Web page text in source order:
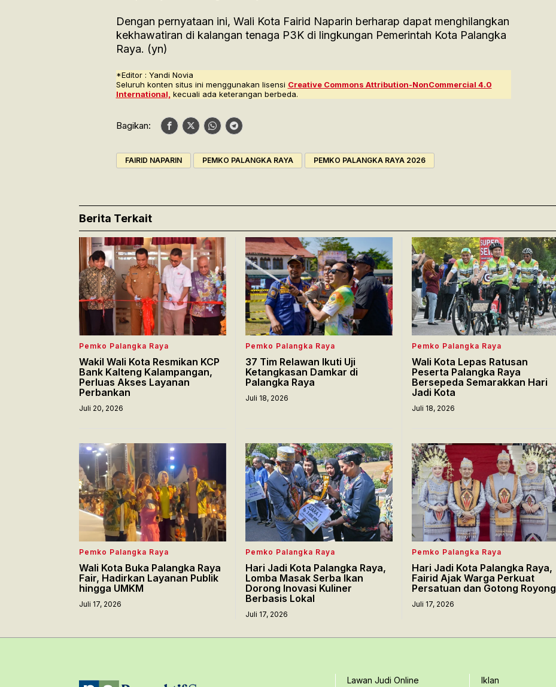
Dengan pernyataan ini, Wali Kota Fairid Naparin berharap dapat menghilangkan
kekhawatiran di kalangan tenaga P3K di lingkungan Pemerintah Kota Palangka
Raya. (yn)
*Editor : Yandi Novia
Seluruh konten situs ini menggunakan lisensi Creative Commons Attribution-NonCommercial 4.0
International, kecuali ada keterangan berbeda.
Bagikan:
FAIRID NAPARIN PEMKO PALANGKA RAYA PEMKO PALANGKA RAYA 2026
Berita Terkait
Pemko Palangka Raya
Wakil Wali Kota Resmikan KCP
Bank Kalteng Kalampangan,
Perluas Akses Layanan
Perbankan
Juli 20, 2026
Pemko Palangka Raya
37 Tim Relawan Ikuti Uji
Ketangkasan Damkar di
Palangka Raya
Juli 18, 2026
Pemko Palangka Raya
Wali Kota Lepas Ratusan
Peserta Palangka Raya
Bersepeda Semarakkan Hari
Jadi Kota
Juli 18, 2026
Pemko Palangka Raya
Wali Kota Buka Palangka Raya
Fair, Hadirkan Layanan Publik
hingga UMKM
Juli 17, 2026
Pemko Palangka Raya
Hari Jadi Kota Palangka Raya,
Lomba Masak Serba Ikan
Dorong Inovasi Kuliner
Berbasis Lokal
Juli 17, 2026
Pemko Palangka Raya
Hari Jadi Kota Palangka Raya,
Fairid Ajak Warga Perkuat
Persatuan dan Gotong Royong
Juli 17, 2026
Lawan Judi Online Iklan